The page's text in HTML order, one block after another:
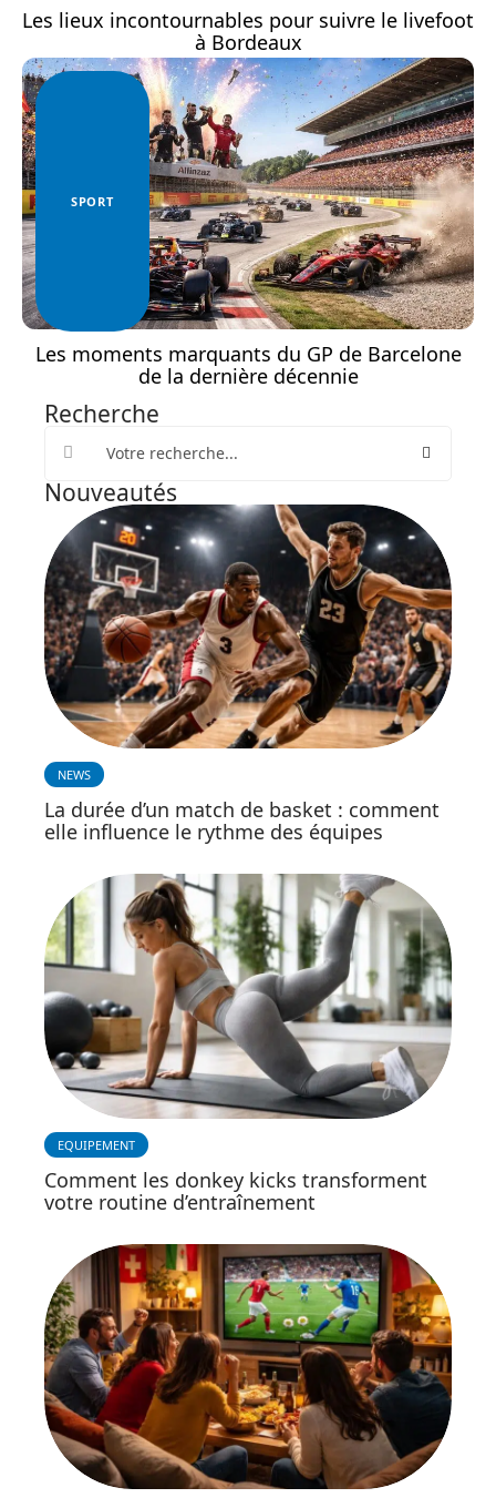
Les lieux incontournables pour suivre le livefoot
à Bordeaux
SPORT
Les moments marquants du GP de Barcelone
de la dernière décennie
Recherche
Nouveautés
NEWS
La durée d’un match de basket : comment
elle influence le rythme des équipes
EQUIPEMENT
Comment les donkey kicks transforment
votre routine d’entraînement